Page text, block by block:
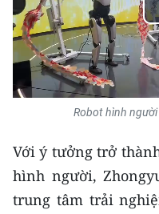
Robot hình
Với ý tưởng trở
hình người,
trung tâm trải